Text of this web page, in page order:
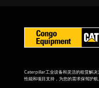
Caterpillar工业设备和灵活的租赁解
性能和项目支持，为您的需求保驾护航。